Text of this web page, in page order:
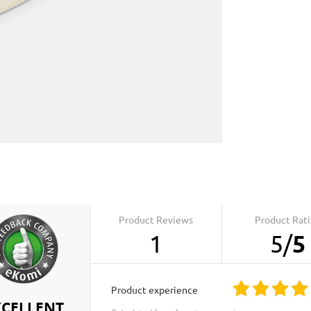
Product Reviews
1
Product
5/5
product experience